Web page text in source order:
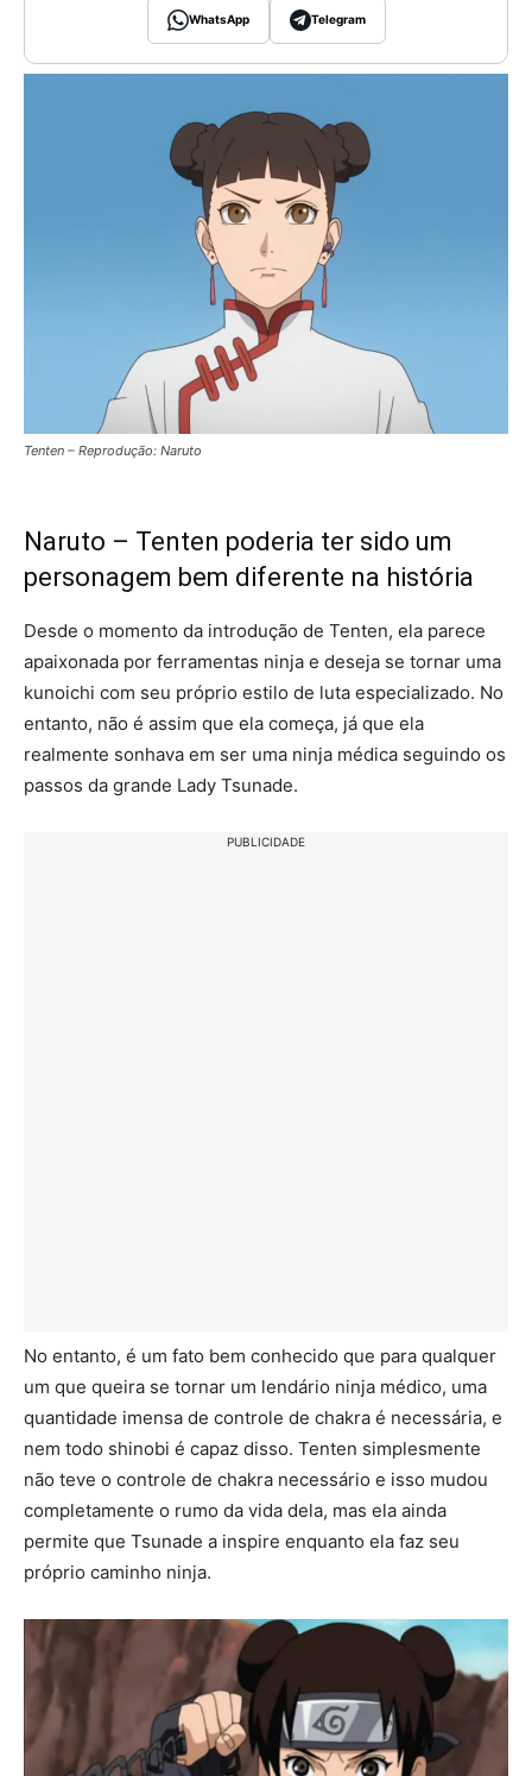
WhatsApp Telegram
Tenten – Reprodução: Naruto
Naruto – Tenten poderia ter sido um
personagem bem diferente na história
Desde o momento da introdução de Tenten, ela parece
apaixonada por ferramentas ninja e deseja se tornar uma
kunoichi com seu próprio estilo de luta especializado. No
entanto, não é assim que ela começa, já que ela
realmente sonhava em ser uma ninja médica seguindo os
passos da grande Lady Tsunade.
PUBLICIDADE
No entanto, é um fato bem conhecido que para qualquer
um que queira se tornar um lendário ninja médico, uma
quantidade imensa de controle de chakra é necessária, e
nem todo shinobi é capaz disso. Tenten simplesmente
não teve o controle de chakra necessário e isso mudou
completamente o rumo da vida dela, mas ela ainda
permite que Tsunade a inspire enquanto ela faz seu
próprio caminho ninja.